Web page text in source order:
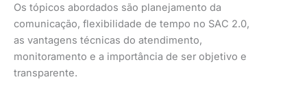
Os tópicos abordados são planejamento da
comunicação, flexibilidade de tempo no SAC 2.0,
as vantagens técnicas do atendimento,
monitoramento e a importância de ser objetivo e
transparente.